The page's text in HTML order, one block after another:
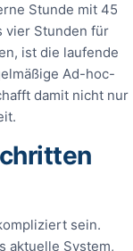
Stunde mit 45
vier Stunden für
ist die laufende
Ad-hoc-
damit nicht nur
sein.
aktuelle System,